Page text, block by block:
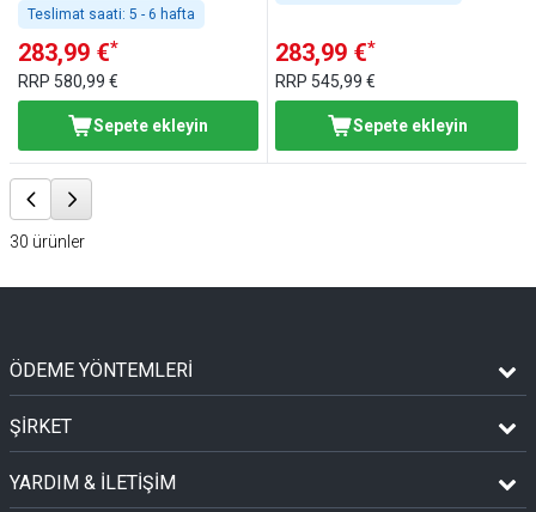
Teslimat saati: 5 - 6 hafta
283,99 €*
RRP 580,99 €
Sepete ekleyin
283,99 €*
RRP 545,99 €
Sepete ekleyin
30 ürünler
ÖDEME YÖNTEMLERİ
ŞİRKET
YARDIM & İLETİŞİM